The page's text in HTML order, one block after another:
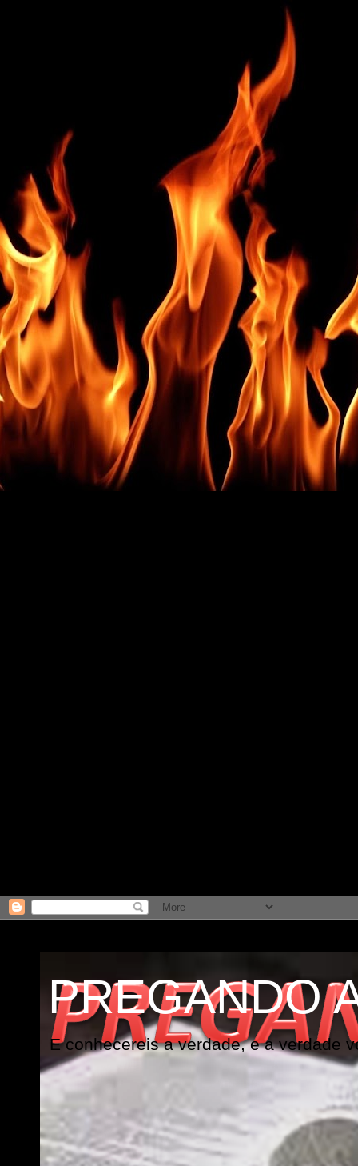
PREGANDO
E conhecereis a verdade, e a verdade